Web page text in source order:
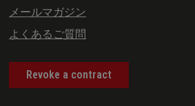
メールマガジン
よくあるご質問
Revoke a contract